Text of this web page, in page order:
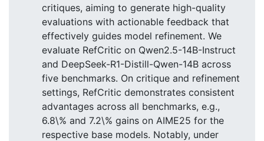
critiques, aiming to generate high-quality
evaluations with actionable feedback that
effectively guides model refinement. We
evaluate RefCritic on Qwen2.5-14B-Instruct
and DeepSeek-R1-Distill-Qwen-14B across
five benchmarks. On critique and refinement
settings, RefCritic demonstrates consistent
advantages across all benchmarks, e.g.,
6.8\% and 7.2\% gains on AIME25 for the
respective base models. Notably, under